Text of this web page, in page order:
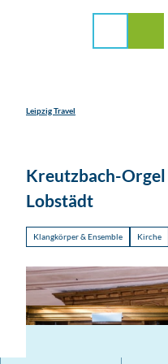
Leipzig Travel
Kreutzbach-
Lobstädt
Klangkörper & Ensemble Kirche